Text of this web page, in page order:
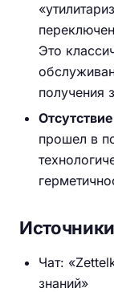
Это
получения
прошел в
Чат:
знаний»